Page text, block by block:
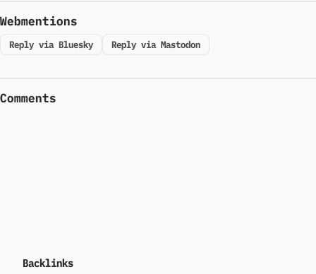
Webmentions
Reply via Bluesky Reply via Mastodon
Comments
Backlinks